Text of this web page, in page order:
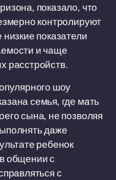
показало, что
контролируют
показатели
и чаще
расстройств.
шоу
семья, где мать
сына, не позволяя
даже
ребенок
общении с
с